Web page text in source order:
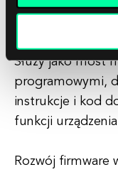
Służy jako most
programowymi,
instrukcje i kod
funkcji
Rozwój firmware